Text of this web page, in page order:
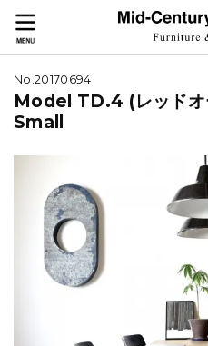
No.20170694
Model TD.4 (レッドオ
Small